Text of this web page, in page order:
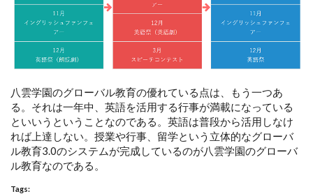
八雲学園のグローバル教育の優れている点は、もう一つあ
る。それは一年中、英語を活用する行事が満載になっている
といいうということなのである。英語は普段から活用しなけ
れば上達しない。授業や行事、留学という立体的なグローバ
ル教育3.0のシステムが完成しているのが八雲学園のグローバ
ル教育なのである。
Tags: